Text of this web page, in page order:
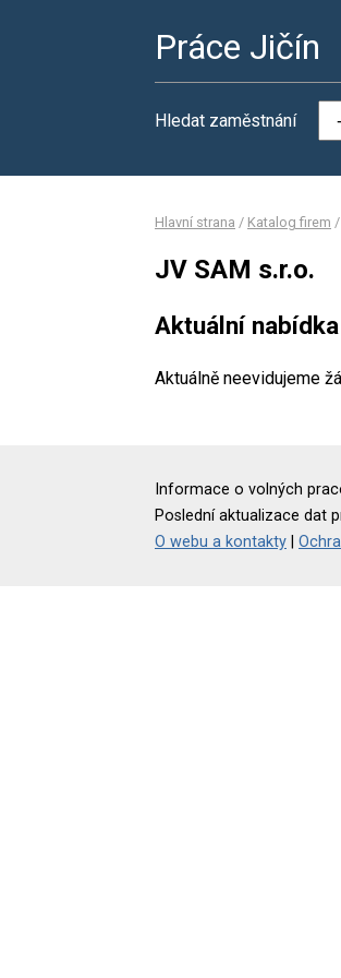
Práce Jičín
Hledat zaměstnání
Hlavní strana / Katalog firem /
JV SAM s.r.o.
Aktuální
Aktuálně neevidujeme
Informace o volných
Poslední aktualizace dat
O webu a kontakty